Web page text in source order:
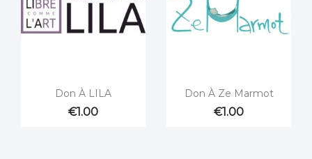
Quick view
Don À LILA
€1.00
 Quick view
Don À Ze Marmot
€1.00